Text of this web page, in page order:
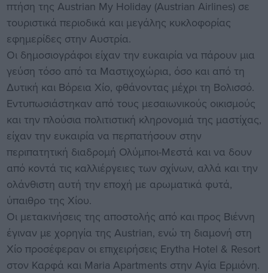
πτήση της Austrian My Holiday (Austrian Airlines) σε
τουριστικά περιοδικά και μεγάλης κυκλοφορίας
εφημερίδες στην Αυστρία.
Οι δημοσιογράφοι είχαν την ευκαιρία να πάρουν μια
γεύση τόσο από τα Μαστιχοχώρια, όσο και από τη
Δυτική και Βόρεια Χίο, φθάνοντας μέχρι τη Βολισσό.
Εντυπωσιάστηκαν από τους μεσαιωνικούς οικισμούς
και την πλούσια πολιτιστική κληρονομιά της μαστίχας,
είχαν την ευκαιρία να περπατήσουν στην
περιπατητική διαδρομή Ολύμποι-Μεστά και να δουν
από κοντά τις καλλιέργειες των σχίνων, αλλά και την
ολάνθιστη αυτή την εποχή με αρωματικά φυτά,
ύπαιθρο της Χίου.
Οι μετακινήσεις της αποστολής από και προς Βιέννη
έγιναν με χορηγία της Austrian, ενώ τη διαμονή στη
Χίο προσέφεραν οι επιχειρήσεις Erytha Hotel & Resort
στον Καρφά και Maria Apartments στην Αγία Ερμιόνη.